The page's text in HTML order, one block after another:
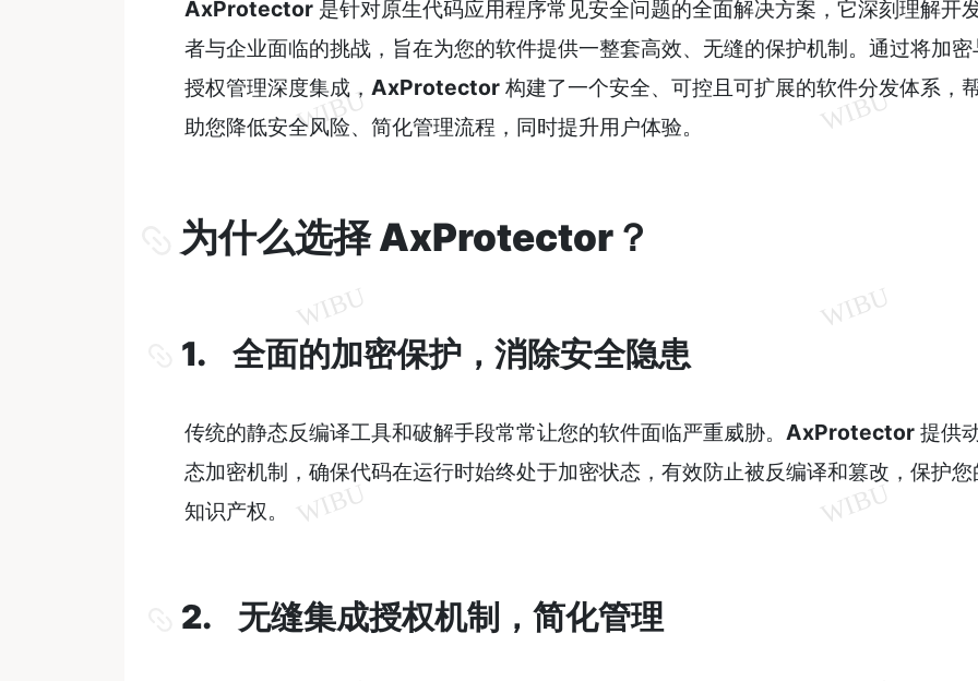
AxProtector 是针对原生代码应用程序常见安全问题的全面解决方案，它深刻理解开
者与企业面临的挑战，旨在为您的软件提供一整套高效、无缝的保护机制。通过将加密
授权管理深度集成， AxProtector 构建了一个安全、可控且可扩展的软件分发体系，
助您降低安全风险、简化管理流程，同时提升用户体验。
为什么选择 AxProtector？
1. 全面的加密保护，消除安全隐患
传统的静态反编译工具和破解手段常常让您的软件面临严重威胁。 AxProtector 提供
态加密机制，确保代码在运行时始终处于加密状态，有效防止被反编译和篡改，保护您
知识产权。
2. 无缝集成授权机制，简化管理